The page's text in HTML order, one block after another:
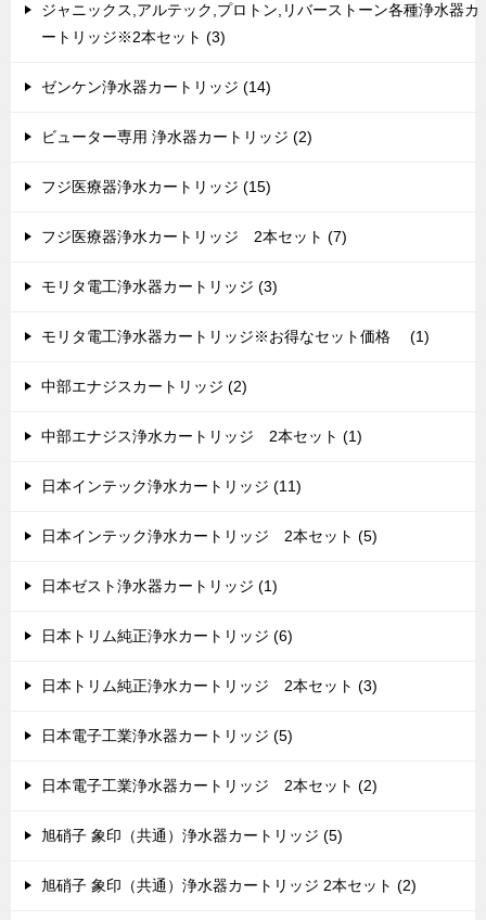
ジャニックス,アルテック,プロトン,リバーストーン各種浄水器カ
ートリッジ※2本セット (3)
ゼンケン浄水器カートリッジ (14)
ビューター専用 浄水器カートリッジ (2)
フジ医療器浄水カートリッジ (15)
フジ医療器浄水カートリッジ 2本セット (7)
モリタ電工浄水器カートリッジ (3)
モリタ電工浄水器カートリッジ※お得なセット価格 (1)
中部エナジスカートリッジ (2)
中部エナジス浄水カートリッジ 2本セット (1)
日本インテック浄水カートリッジ (11)
日本インテック浄水カートリッジ 2本セット (5)
日本ゼスト浄水器カートリッジ (1)
日本トリム純正浄水カートリッジ (6)
日本トリム純正浄水カートリッジ 2本セット (3)
日本電子工業浄水器カートリッジ (5)
日本電子工業浄水器カートリッジ 2本セット (2)
旭硝子 象印（共通）浄水器カートリッジ (5)
旭硝子 象印（共通）浄水器カートリッジ 2本セット (2)